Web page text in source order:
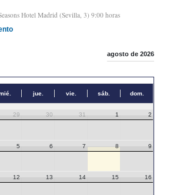
Hotel Madrid (Sevilla, 3) 9:00 horas
agosto de 2026
jue. vie. sáb. dom.
29 30 31 1 2
5 6 7 8 9
12 13 14 15 16